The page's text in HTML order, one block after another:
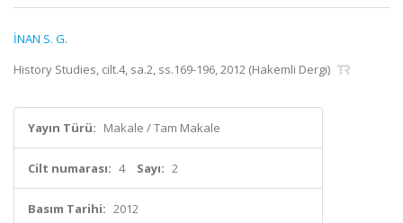
İNAN S. G.
History Studies, cilt.4, sa.2, ss.169-196, 2012 (Hakemli Dergi)
Yayın Türü: Makale / Tam Makale
Cilt numarası: 4 Sayı: 2
Basım Tarihi: 2012